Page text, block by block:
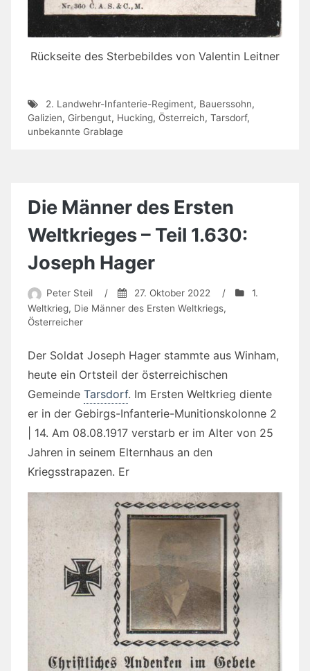
Rückseite des Sterbebildes von Valentin Leitner
2. Landwehr-Infanterie-Regiment, Bauerssohn,
Galizien, Girbengut, Hucking, Österreich, Tarsdorf,
unbekannte Grablage
Die Männer des Ersten
Weltkrieges – Teil 1.630:
Joseph Hager
Peter Steil / 27. Oktober 2022 /
1.
Weltkrieg, Die Männer des Ersten Weltkriegs,
Österreicher
Der Soldat Joseph Hager stammte aus Winham,
heute ein Ortsteil der österreichischen
Gemeinde Tarsdorf. Im Ersten Weltkrieg diente
er in der Gebirgs-Infanterie-Munitionskolonne 2
| 14. Am 08.08.1917 verstarb er im Alter von 25
Jahren in seinem Elternhaus an den
Kriegsstrapazen. Er